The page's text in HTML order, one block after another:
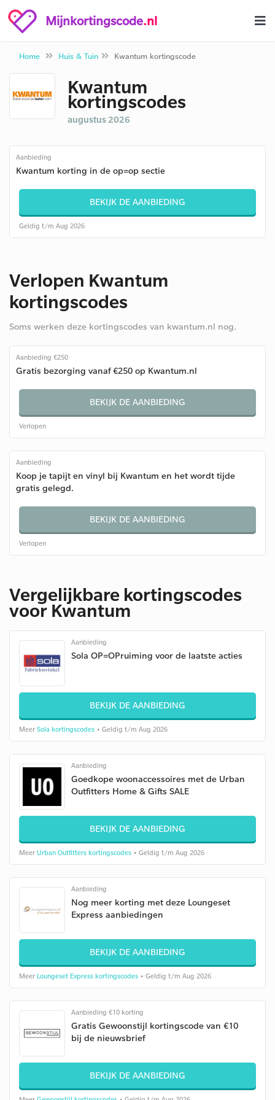
Mijnkortingscode.nl
Home Huis & Tuin Kwantum kortingscode
Kwantum
kortingscodes
augustus 2026
Aanbieding
Kwantum korting in de op=op sectie
BEKIJK DE AANBIEDING
Geldig t/m Aug 2026
Verlopen Kwantum
kortingscodes
Soms werken deze kortingscodes van kwantum.nl nog.
Aanbieding €250
Gratis bezorging vanaf €250 op Kwantum.nl
BEKIJK DE AANBIEDING
Verlopen
Aanbieding
Koop je tapijt en vinyl bij Kwantum en het wordt tijde
gratis gelegd.
BEKIJK DE AANBIEDING
Verlopen
Vergelijkbare kortingscodes
voor Kwantum
Aanbieding
Sola OP=OPruiming voor de laatste acties
BEKIJK DE AANBIEDING
Meer Sola kortingscodes • Geldig t/m Aug 2026
Aanbieding
Goedkope woonaccessoires met de Urban
Outfitters Home & Gifts SALE
BEKIJK DE AANBIEDING
Meer Urban Outfitters kortingscodes • Geldig t/m Aug 2026
Aanbieding
Nog meer korting met deze Loungeset
Express aanbiedingen
BEKIJK DE AANBIEDING
Meer Loungeset Express kortingscodes • Geldig t/m Aug 2026
Aanbieding €10 korting
Gratis Gewoonstijl kortingscode van €10
bij de nieuwsbrief
BEKIJK DE AANBIEDING